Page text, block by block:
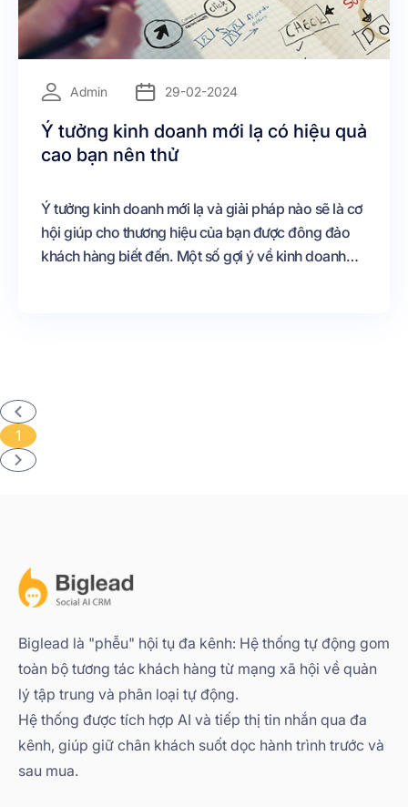
Admin 29-02-2024
Ý tưởng kinh doanh mới lạ có hiệu quả
cao bạn nên thử
Ý tưởng kinh doanh mới lạ và giải pháp nào sẽ là cơ
hội giúp cho thương hiệu của bạn được đông đảo
khách hàng biết đến. Một số gợi ý về kinh doanh
1
Biglead là "phễu" hội tụ đa kênh: Hệ thống tự động gom
toàn bộ tương tác khách hàng từ mạng xã hội về quản
lý tập trung và phân loại tự động.
Hệ thống được tích hợp AI và tiếp thị tin nhắn qua đa
kênh, giúp giữ chân khách suốt dọc hành trình trước và
sau mua.